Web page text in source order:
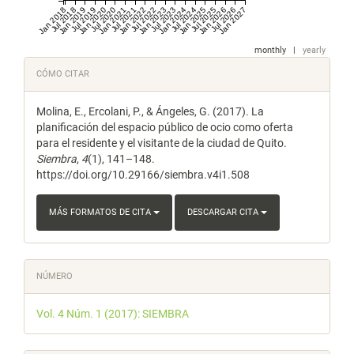
Jan 2018
Jul 2018
Jan 2019
Jul 2019
Jan 2020
Jul 2020
Jan 2021
Jul 2021
Jan 2022
Jul 2022
Jan 2023
Jul 2023
Jan 2024
Jul 2024
Jan 2025
Jul 2025
Jan 2026
Jul 2026
Jan 2027
monthly | yearly
Detalles
del
artículo
CÓMO CITAR
Molina, E., Ercolani, P., & Ángeles, G. (2017). La
planificación del espacio público de ocio como oferta
para el residente y el visitante de la ciudad de Quito.
Siembra, 4(1), 141–148.
https://doi.org/10.29166/siembra.v4i1.508
MÁS FORMATOS DE CITA DESCARGAR CITA
NÚMERO
Vol. 4 Núm. 1 (2017): SIEMBRA